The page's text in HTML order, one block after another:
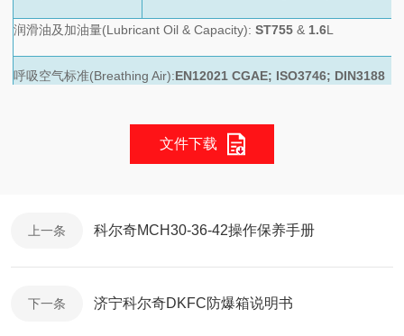
润滑油及加油量(Lubricant Oil & Capacity):ST755& 1.6L
呼吸空气标准(Breathing Air):EN12021 CGAE; ISO3746; DIN3188
文件下载
上一条 科尔奇MCH30-36-42操作保养手册
下一条 济宁科尔奇DKFC防爆箱说明书